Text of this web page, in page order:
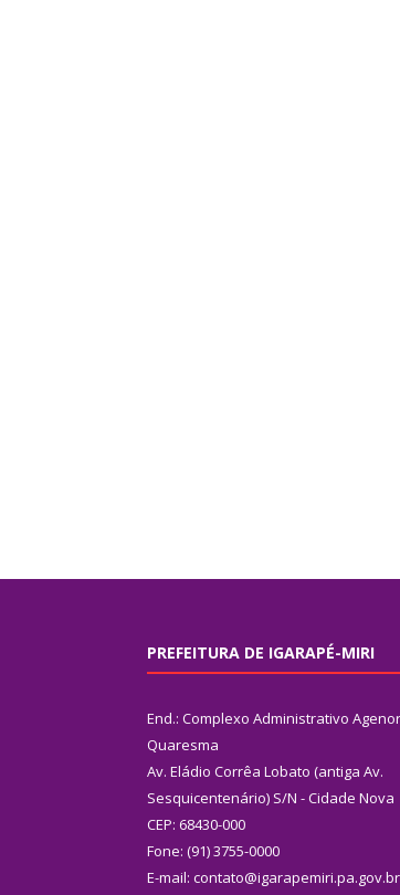
PREFEITURA DE IGARAPÉ-MIRI
End.: Complexo Administrativo
Quaresma
Av. Eládio Corrêa Lobato (antiga Av.
Sesquicentenário) S/N - Cidade Nova
CEP: 68430-000
Fone: (91) 3755-0000
E-mail: contato@igarapemiri.pa.gov.br